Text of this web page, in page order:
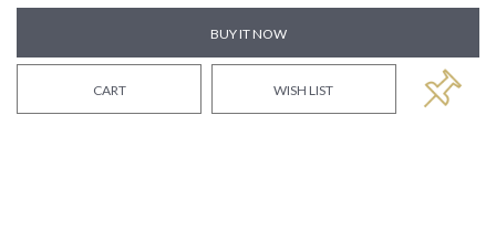
BUY IT NOW
CART WISH LIST